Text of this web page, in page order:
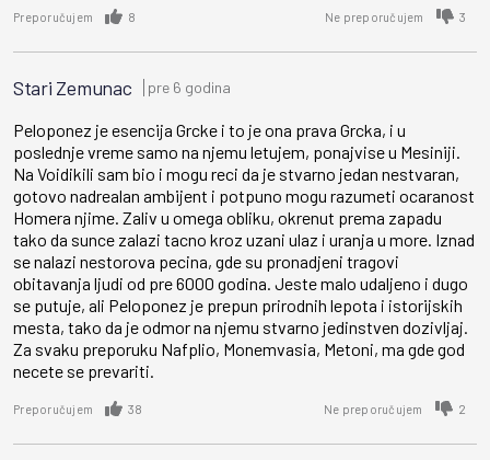
Preporučujem 8 Ne preporučujem 3
Stari Zemunac pre 6 godina
Peloponez je esencija Grcke i to je ona prava Grcka, i u
poslednje vreme samo na njemu letujem, ponajvise u Mesiniji.
Na Voidikili sam bio i mogu reci da je stvarno jedan nestvaran,
gotovo nadrealan ambijent i potpuno mogu razumeti ocaranost
Homera njime. Zaliv u omega obliku, okrenut prema zapadu
tako da sunce zalazi tacno kroz uzani ulaz i uranja u more. Iznad
se nalazi nestorova pecina, gde su pronadjeni tragovi
obitavanja ljudi od pre 6000 godina. Jeste malo udaljeno i dugo
se putuje, ali Peloponez je prepun prirodnih lepota i istorijskih
mesta, tako da je odmor na njemu stvarno jedinstven dozivljaj.
Za svaku preporuku Nafplio, Monemvasia, Metoni, ma gde god
necete se prevariti.
Preporučujem 38 Ne preporučujem 2